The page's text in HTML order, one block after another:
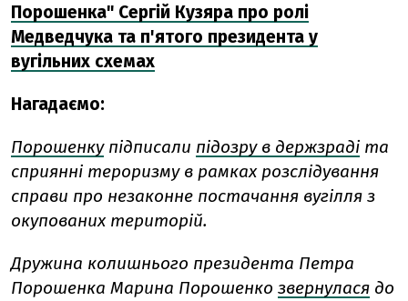
Порошенка" Сергій Кузяра про ролі
Медведчука та п'ятого президента у
вугільних схемах
Нагадаємо:
Порошенку підписали підозру в держзраді та
сприянні тероризму в рамках розслідування
справи про незаконне постачання вугілля з
окупованих територій.
Дружина колишнього президента Петра
Порошенка Марина Порошенко звернулася до